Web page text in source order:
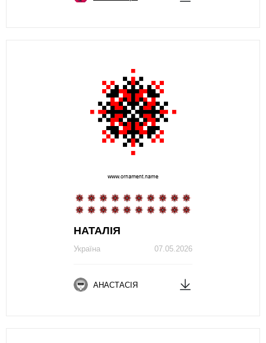
НАТАЛІЯ
07.05.2026
Україна
АНАСТАСІЯ